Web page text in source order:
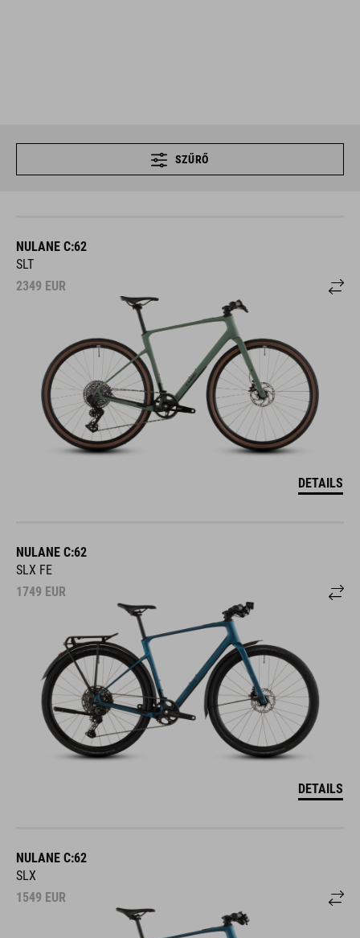
SZŰRŐ
NULANE C:62
SLT
2349 EUR
DETAILS
NULANE C:62
SLX FE
1749 EUR
DETAILS
NULANE C:62
SLX
1549 EUR